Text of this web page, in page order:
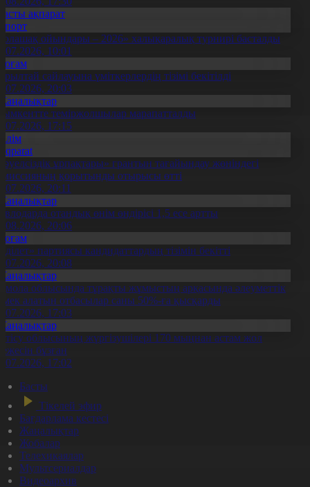
ақпарат
ойындары – 2026» халықаралық турнирі басталды
10:01
сайлауына үміткерлердің тізімі бекітілді
20:03
теміржолшылар марапатталды
17:15
ұрпақтары» грантын тағайындау жөніндегі
қорытынды отырысы өтті
20:11
отандық өнім өндірісі 1,5 есе артты
20:06
партиясы кандидаттардың тізімін бекітті
20:08
облысында тұрақты жұмыстың арқасында әлеуметтік
алатын отбасылар саны 50%-ға қысқарды
17:03
облысының жүргізушілері 170 мыңнан астам жол
бұзған
17:02
Басты
Тікелей эфир
Бағдарлама кестесі
Жаңалықтар
Жобалар
Телехикаялар
Мультсериалдар
Видеоархив